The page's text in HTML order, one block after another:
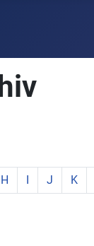
Buchstabe:
mit Buchstabe:
mit
Elemente mit
H zeige
I zeige
J K